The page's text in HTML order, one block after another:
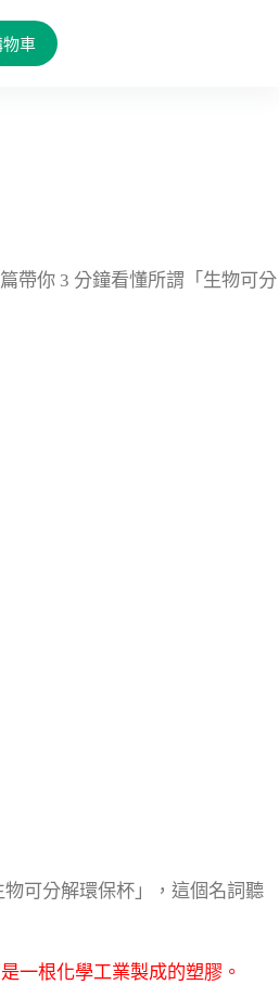
物車
帶你 3 分鐘看懂所謂「生物可分
可分解環保杯」，這個名詞聽
一根化學工業製成的塑膠。